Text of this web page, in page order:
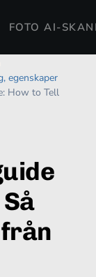
FOTO AI-
egenskaper
How to Tell